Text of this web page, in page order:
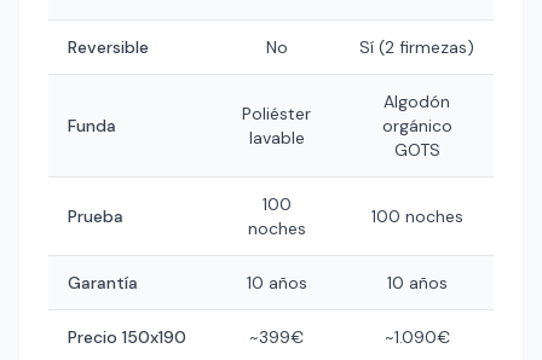
Reversible No Sí (2 firmezas)
Funda
Poliéster
lavable
Algodón
orgánico
GOTS
Prueba
100
noches
100 noches
Garantía 10 años 10 años
Precio 150x190 ~399€ ~1.090€